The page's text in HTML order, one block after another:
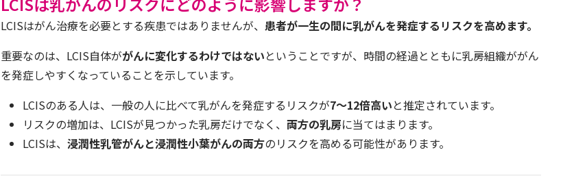
LCISはがん治療を必要とする疾患ではありませんが、 患者が一生の間に乳がんを発症するリスクを高めます。
重要なのは、LCIS自体ががんに変化するわけではないということですが、時間の経過とともに乳房組織ががん
を発症しやすくなっていることを示しています。
LCISのある人は、一般の人に比べて乳がんを発症するリスクが7〜12倍高いと推定されています。
リスクの増加は、LCISが見つかった乳房だけでなく、 両方の乳房に当てはまります。
LCISは、 浸潤性乳管がんと浸潤性小葉がんの両方のリスクを高める可能性があります。